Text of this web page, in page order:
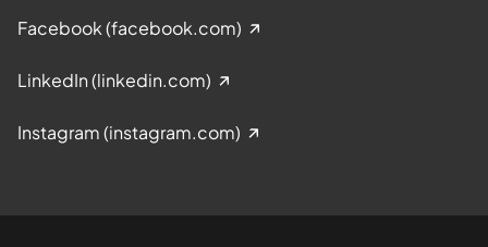
Facebook (facebook.com)
LinkedIn (linkedin.com)
Instagram (instagram.com)